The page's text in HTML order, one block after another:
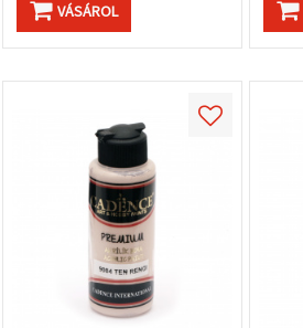
VÁSÁROL